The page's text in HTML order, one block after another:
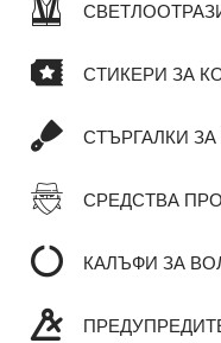
СТИКЕРИ ЗА
СТЪРГАЛКИ ЗА
СРЕДСТВА
КАЛЪФИ ЗА